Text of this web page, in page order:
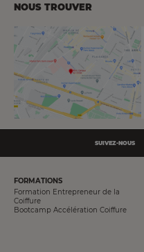
NOUS TROUVER
SUIVEZ-NOUS
PIED
DE
PAGE
FORMATIONS
Formation Entrepreneur de la
Coiffure
Bootcamp Accélération Coiffure